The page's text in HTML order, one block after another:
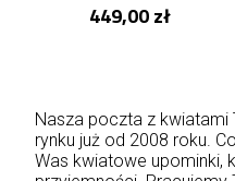
449,00 zł
Nasza poczta z kwiatami
rynku już od 2008 roku.
Was kwiatowe upominki,